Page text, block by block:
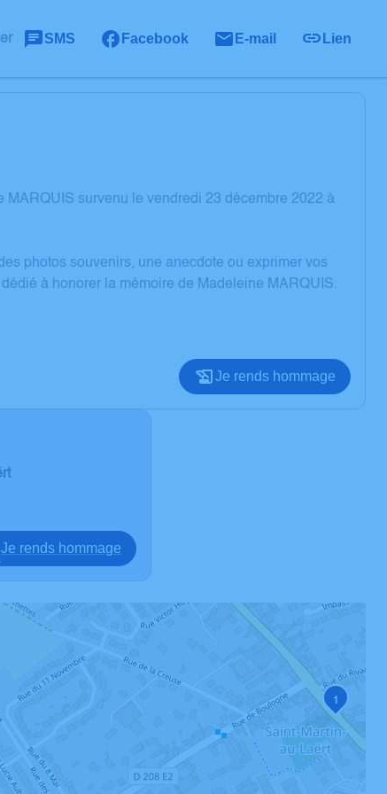
SMS Facebook E-mail Lien
survenu le vendredi 23 décembre 2022 à
photos souvenirs, une anecdote ou exprimer vos
à honorer la mémoire de Madeleine MARQUIS.
Je rends hommage
Je rends hommage
1